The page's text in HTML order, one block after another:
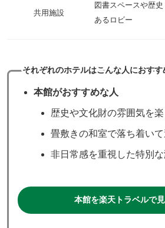
共用施設
図書スペースや歴史
あるロビー
それぞれのホテルはこんな人におすす
本館がおすすめな人
歴史や文化財の雰囲気を
畳敷きの和室で落ち着い
非日常感を重視した特別
本館を楽天トラベルで